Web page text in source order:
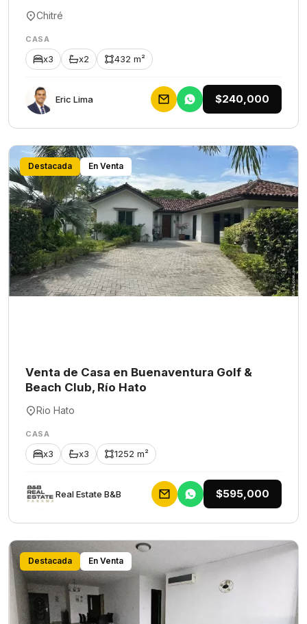
Chitré
CASA
x3 x2 432 m²
Eric Lima $240,000
Destacada En Venta
Venta de Casa en Buenaventura Golf &
Beach Club, Río Hato
Rio Hato
CASA
x3 x3 1252 m²
Rеаl Еstаtе В&В $595,000
Destacada En Venta